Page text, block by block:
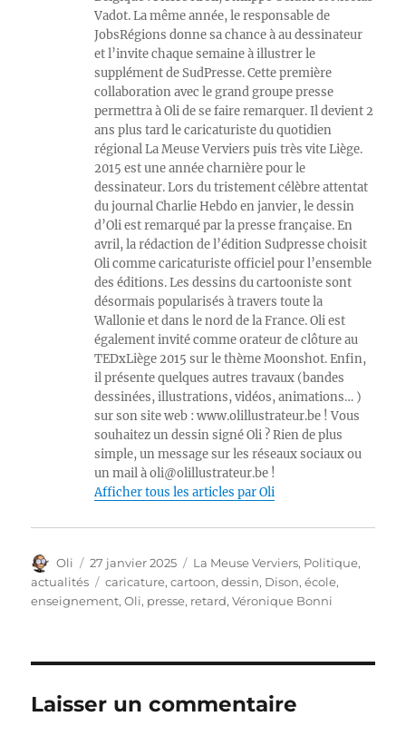
Vadot. La même année, le responsable de
JobsRégions donne sa chance à au dessinateur
et l’invite chaque semaine à illustrer le
supplément de SudPresse. Cette première
collaboration avec le grand groupe presse
permettra à Oli de se faire remarquer. Il devient 2
ans plus tard le caricaturiste du quotidien
régional La Meuse Verviers puis très vite Liège.
2015 est une année charnière pour le
dessinateur. Lors du tristement célèbre attentat
du journal Charlie Hebdo en janvier, le dessin
d’Oli est remarqué par la presse française. En
avril, la rédaction de l’édition Sudpresse choisit
Oli comme caricaturiste officiel pour l’ensemble
des éditions. Les dessins du cartooniste sont
désormais popularisés à travers toute la
Wallonie et dans le nord de la France. Oli est
également invité comme orateur de clôture au
TEDxLiège 2015 sur le thème Moonshot. Enfin,
il présente quelques autres travaux (bandes
dessinées, illustrations, vidéos, animations… )
sur son site web : www.olillustrateur.be ! Vous
souhaitez un dessin signé Oli ? Rien de plus
simple, un message sur les réseaux sociaux ou
un mail à oli@olillustrateur.be !
Afficher tous les articles par Oli
Auteur
Oli
Publié
le
27 janvier 2025 Catégories
La Meuse Verviers, Politique,
actualités
Étiquettes
caricature,cartoon,dessin, Dison,école,
enseignement,Oli, presse, retard,Véronique Bonni
Laisser un commentaire